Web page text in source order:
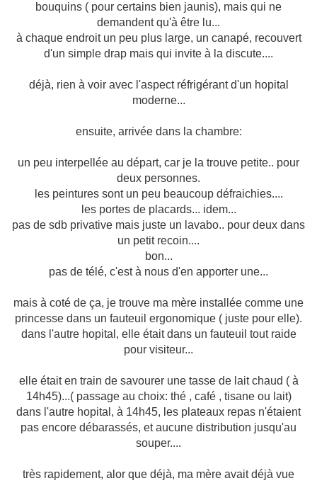
bouquins ( pour certains bien jaunis), mais qui ne
demandent qu'à être lu...
à chaque endroit un peu plus large, un canapé, recouvert
d'un simple drap mais qui invite à la discute....
déjà, rien à voir avec l'aspect réfrigérant d'un hopital
moderne...
ensuite, arrivée dans la chambre:
un peu interpellée au départ, car je la trouve petite.. pour
deux personnes.
les peintures sont un peu beaucoup défraichies....
les portes de placards... idem...
pas de sdb privative mais juste un lavabo.. pour deux dans
un petit recoin....
bon...
pas de télé, c'est à nous d'en apporter une...
mais à coté de ça, je trouve ma mère installée comme une
princesse dans un fauteuil ergonomique ( juste pour elle).
dans l'autre hopital, elle était dans un fauteuil tout raide
pour visiteur...
elle était en train de savourer une tasse de lait chaud ( à
14h45)...( passage au choix: thé , café , tisane ou lait)
dans l'autre hopital, à 14h45, les plateaux repas n'étaient
pas encore débarassés, et aucune distribution jusqu'au
souper....
très rapidement, alor que déjà, ma mère avait déjà vue